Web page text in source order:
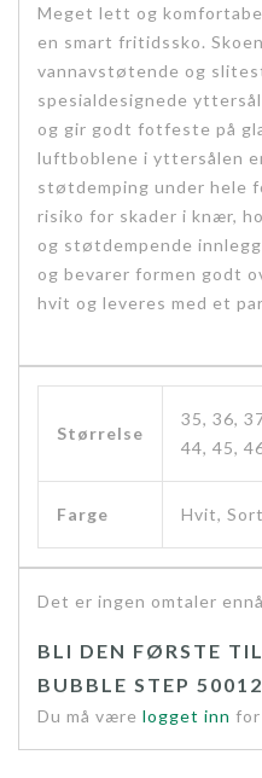
Meget lett og
en smart fritidssko.
vannavstøtende og
spesialdesignede
og gir godt fotfeste på
luftboblene i yttersålen
støtdemping under hele
risiko for skader i knær,
og støtdempende
og bevarer formen godt
hvit og leveres med et
Størrelse
35, 36,
44, 45,
Farge Hvit, Sort
Det er ingen omtaler
BLI DEN FØRSTE
BUBBLE STEP
Du må være logget inn for